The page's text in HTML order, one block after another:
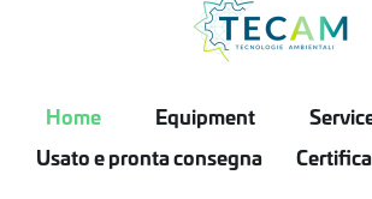
Home Equipment
Usato e pronta consegna